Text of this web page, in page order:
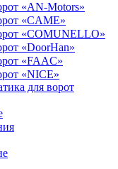
«AN-Motors»
«CAME»
«COMUNELLO»
«DoorHan»
«FAAC»
«NICE»
для ворот